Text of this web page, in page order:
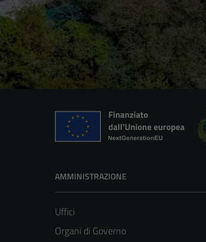
AMMINISTRAZIONE
Uffici
Organi di Governo